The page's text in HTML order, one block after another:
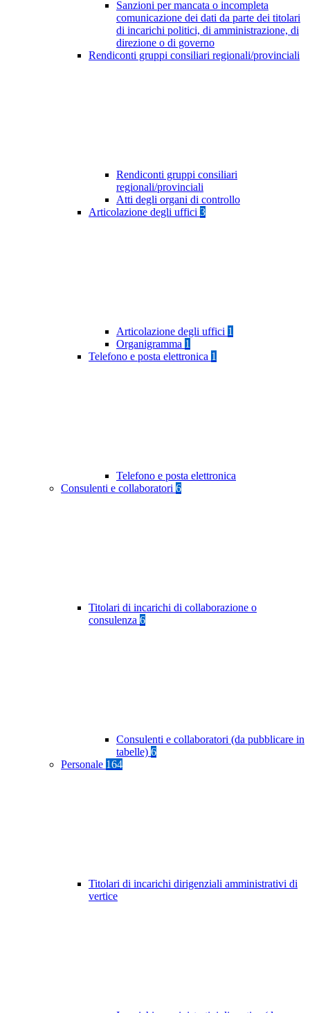
Sanzioni per mancata o incompleta
comunicazione dei dati da parte dei titolari
di incarichi politici, di amministrazione, di
direzione o di governo
Rendiconti gruppi consiliari regionali/provinciali
Rendiconti gruppi consiliari
regionali/provinciali
Atti degli organi di controllo
Articolazione degli uffici 3
Articolazione degli uffici 1
Organigramma 1
Telefono e posta elettronica 1
Telefono e posta elettronica
Consulenti e collaboratori 6
Titolari di incarichi di collaborazione o
consulenza 6
Consulenti e collaboratori (da pubblicare in
tabelle) 6
Personale 164
Titolari di incarichi dirigenziali amministrativi di
vertice